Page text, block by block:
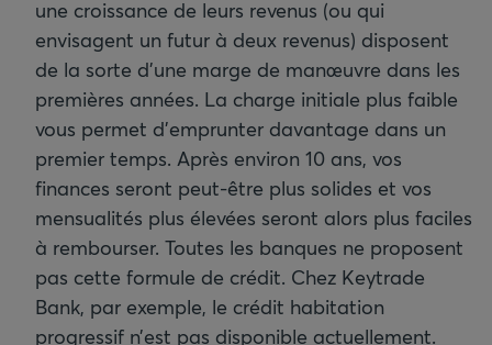
une croissance de leurs revenus (ou qui
envisagent un futur à deux revenus) disposent
de la sorte d’une marge de manœuvre dans les
premières années. La charge initiale plus faible
vous permet d’emprunter davantage dans un
premier temps. Après environ 10 ans, vos
finances seront peut-être plus solides et vos
mensualités plus élevées seront alors plus faciles
à rembourser. Toutes les banques ne proposent
pas cette formule de crédit. Chez Keytrade
Bank, par exemple, le crédit habitation
progressif n’est pas disponible actuellement.